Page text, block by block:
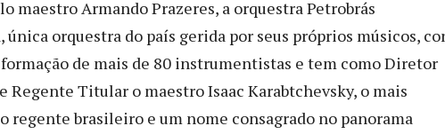
maestro Armando Prazeres, a orquestra Petrobrás
única orquestra do país gerida por seus próprios músicos,
de mais de 80 instrumentistas e tem como Diretor
Regente Titular o maestro Isaac Karabtchevsky, o mais
regente brasileiro e um nome consagrado no panorama